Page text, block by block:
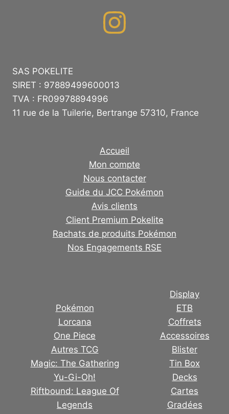
SAS POKELITE
SIRET : 97889499600013
TVA : FR09978894996
11 rue de la Tuilerie, Bertrange 57310, France
Accueil
Mon compte
Nous contacter
Guide du JCC Pokémon
Avis clients
Client Premium Pokelite
Rachats de produits Pokémon
Nos Engagements RSE
Pokémon
Lorcana
One Piece
Autres TCG
Magic: The Gathering
Yu-Gi-Oh!
Riftbound: League Of
Legends
Display
ETB
Coffrets
Accessoires
Blister
Tin Box
Decks
Cartes
Gradées